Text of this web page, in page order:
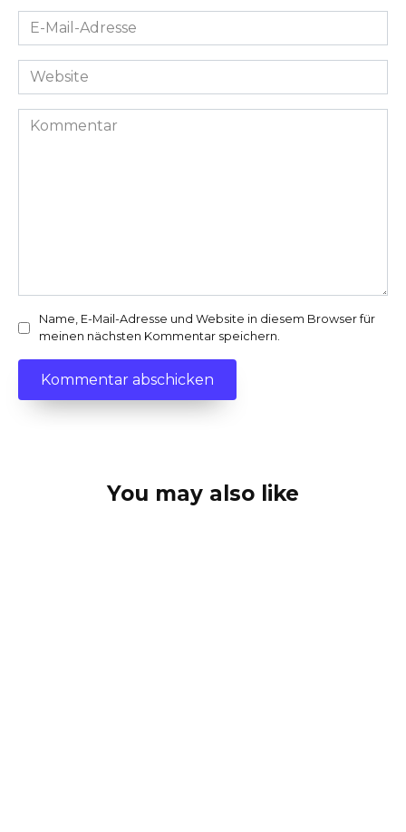
E-
Mail-
Adresse
Website
Kommentar
Name, E-Mail-Adresse und Website in diesem Browser für
meinen nächsten Kommentar speichern.
You may also like